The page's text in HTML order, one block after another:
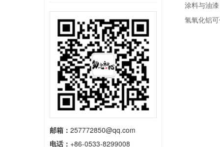
邮箱： 257772850@qq.com
电话： +86-0533-8299008
涂料与油漆
氢氧化铝可